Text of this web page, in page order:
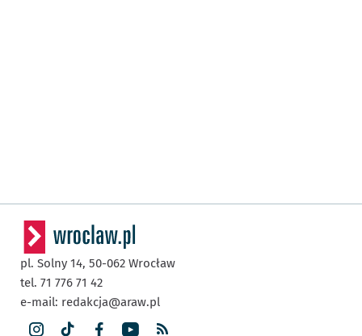
pl. Solny 14, 50-062 Wrocław
tel. 71 776 71 42
e-mail: redakcja@araw.pl